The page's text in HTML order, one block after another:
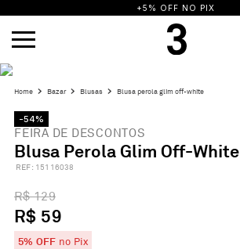
+5% OFF NO PIX
bazar blusas blusa perola glim off-white
-54%
FEIRA DE DESCONTOS
Blusa Perola Glim Off-White
: 15116038
R$ 129
R$ 59
5% OFF no Pix